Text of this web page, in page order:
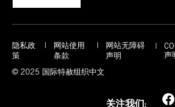
隐私政
策
网站使用
条款
网站无障碍
声明
声
© 2025 国际特赦组织中文
关注我们: Facebook